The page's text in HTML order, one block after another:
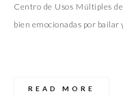
Centro de Usos Múltiples
bien emocionadas por bailar
READ MORE